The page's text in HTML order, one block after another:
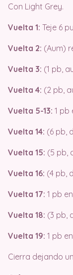
Con Light Grey.
Vuelta 1: Teje 6
Vuelta 2: (Aum)
Vuelta 3: (1 pb,
Vuelta 4: (2 pb,
Vuelta 5-13: 1 pb
Vuelta 14: (6 pb,
Vuelta 15: (5 pb,
Vuelta 16: (4 pb,
Vuelta 17: 1 pb
Vuelta 18: (3 pb,
Vuelta 19: 1 pb
Cierra dejando